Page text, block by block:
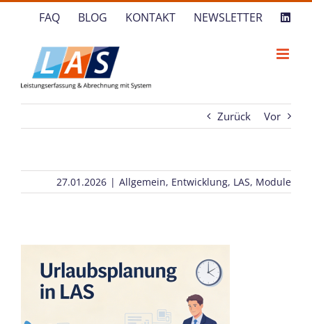
springen
FAQ BLOG KONTAKT NEWSLETTER
Zurück Vor
27.01.2026 | Allgemein, Entwicklung, LAS, Module